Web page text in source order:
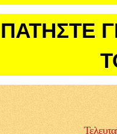
ΠΑΤΗΣΤΕ